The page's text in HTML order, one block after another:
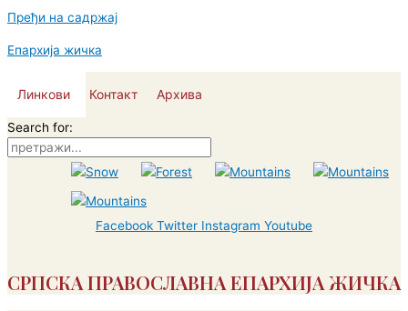
Пређи на садржај
Епархија жичка
Линкови Контакт Архива
Search for:
Facebook Twitter Instagram Youtube
СРПСКА ПРАВОСЛАВНА ЕПАРХИЈА ЖИЧКА